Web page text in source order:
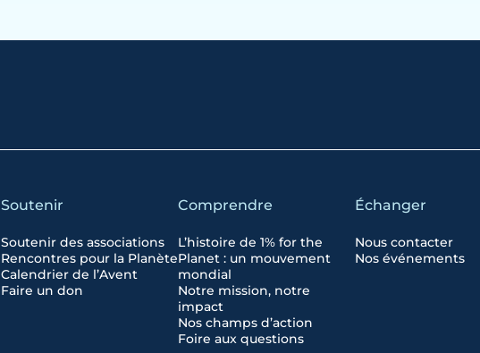
Soutenir
Soutenir des associations
Rencontres pour la Planète
Calendrier de l’Avent
Faire un don
Comprendre
L’histoire de 1% for the
Planet : un mouvement
mondial
Notre mission, notre
impact
Nos champs d’action
Foire aux questions
Échanger
Nous contacter
Nos événements